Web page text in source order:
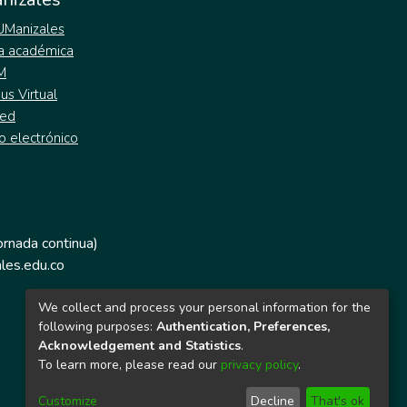
académica
Virtual
electrónico
continua)
We collect and process your personal information for the
following purposes: Authentication, Preferences,
Acknowledgement and Statistics.
To learn more, please read our privacy policy.
Customize Decline That's ok